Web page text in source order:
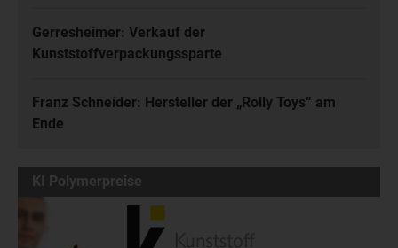
Gerresheimer: Verkauf der
Kunststoffverpackungssparte
Franz Schneider: Hersteller der „Rolly Toys“ am
Ende
KI Polymerpreise